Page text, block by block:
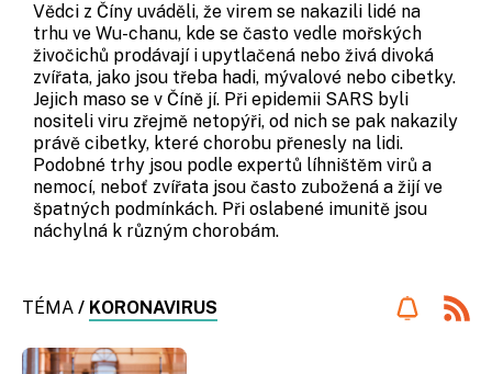
Vědci z Číny uváděli, že virem se nakazili lidé na
trhu ve Wu-chanu, kde se často vedle mořských
živočichů prodávají i upytlačená nebo živá divoká
zvířata, jako jsou třeba hadi, mývalové nebo cibetky.
Jejich maso se v Číně jí. Při epidemii SARS byli
nositeli viru zřejmě netopýři, od nich se pak nakazily
právě cibetky, které chorobu přenesly na lidi.
Podobné trhy jsou podle expertů líhništěm virů a
nemocí, neboť zvířata jsou často zubožená a žijí ve
špatných podmínkách. Při oslabené imunitě jsou
náchylná k různým chorobám.
TÉMA / KORONAVIRUS